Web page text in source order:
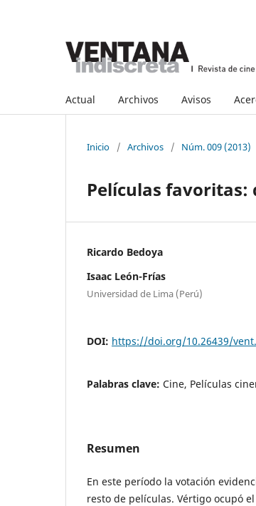
Actual Archivos Avisos
Inicio / Archivos / Núm. 009 (2013)
Películas favoritas:
Ricardo Bedoya
Isaac León-Frías
Universidad de Lima (Perú)
DOI: https://doi.org/10.26439/
Palabras clave: Cine, Películas
Resumen
En este período la votación
resto de películas. Vértigo ocupó